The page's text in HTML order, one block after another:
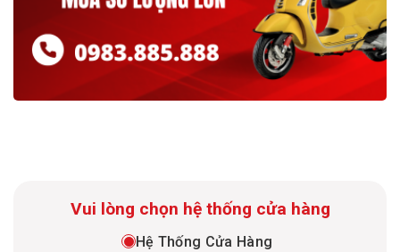
Vui lòng chọn hệ thống cửa hàng
Hệ Thống Cửa Hàng